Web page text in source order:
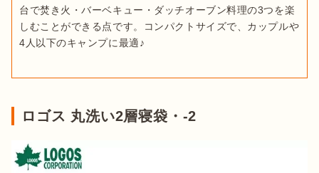
台で焚き火・バーベキュー・ダッチオーブン料理の3つを楽
しむことができる点です。コンパクトサイズで、カップルや
4人以下のキャンプに最適♪
ロゴス 丸洗い2層寝袋・-2